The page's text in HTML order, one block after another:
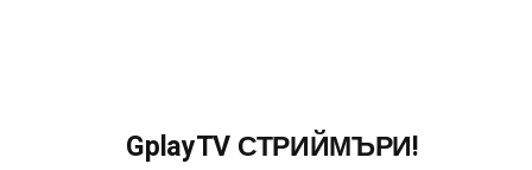
GplayTV СТРИЙМЪРИ!